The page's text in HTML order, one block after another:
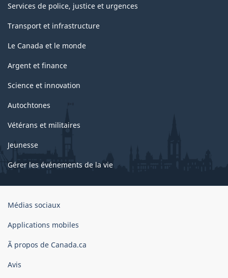
Services de police, justice et urgences
Transport et infrastructure
Le Canada et le monde
Argent et finance
Science et innovation
Autochtones
Vétérans et militaires
Jeunesse
Gérer les événements de la vie
Organisation
gouvernement
Canada
Médias sociaux
Applications mobiles
Ã propos de Canada.ca
Avis